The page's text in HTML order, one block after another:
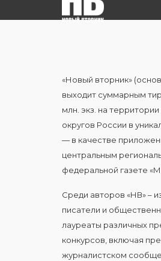
«Новый вторник»
выходит суммарным
млн. экз. на
округов России в
— в качестве
центральным
федеральной газете
Среди авторов «НВ» –
писатели и
лауреаты различных
конкурсов, включая
журналистском